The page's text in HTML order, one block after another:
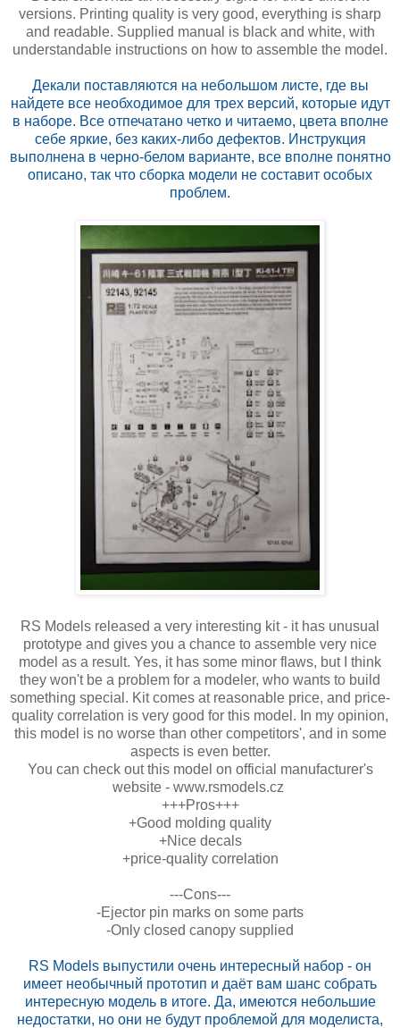
versions. Printing quality is very good, everything is sharp
and readable. Supplied manual is black and white, with
understandable instructions on how to assemble the model.
Декали поставляются на небольшом листе, где вы
найдете все необходимое для трех версий, которые идут
в наборе. Все отпечатано четко и читаемо, цвета вполне
себе яркие, без каких-либо дефектов. Инструкция
выполнена в черно-белом варианте, все вполне понятно
описано, так что сборка модели не составит особых
проблем.
RS Models released a very interesting kit - it has unusual
prototype and gives you a chance to assemble very nice
model as a result. Yes, it has some minor flaws, but I think
they won't be a problem for a modeler, who wants to build
something special. Kit comes at reasonable price, and price-
quality correlation is very good for this model. In my opinion,
this model is no worse than other competitors', and in some
aspects is even better.
You can check out this model on official manufacturer's
website - www.rsmodels.cz
+++Pros+++
+Good molding quality
+Nice decals
+price-quality correlation
---Cons---
-Ejector pin marks on some parts
-Only closed canopy supplied
RS Models выпустили очень интересный набор - он
имеет необычный прототип и даёт вам шанс собрать
интересную модель в итоге. Да, имеются небольшие
недостатки, но они не будут проблемой для моделиста,